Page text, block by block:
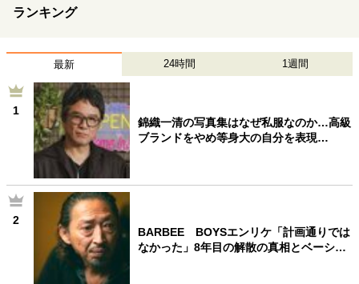
ランキング
最新 24時間 1週間
1
錦織一清の写真集はなぜ私服なのか…高級
ブランドをやめ等身大の自分を表現…
2
BARBEE BOYSエンリケ「計画通りでは
なかった」8年目の解散の真相とベーシ…